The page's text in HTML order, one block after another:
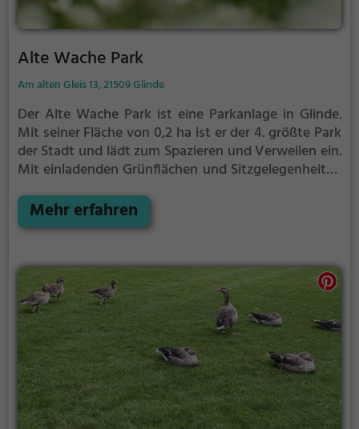
Alte Wache Park
Am alten Gleis 13, 21509 Glinde
Der Alte Wache Park ist eine Parkanlage in Glinde.
Mit seiner Fläche von 0,2 ha ist er der 4. größte Park
der Stadt und lädt zum Spazieren und Verweilen ein.
Mit einladenden Grünflächen und Sitzgelegenheiten
zur Entspannung.
Mehr erfahren